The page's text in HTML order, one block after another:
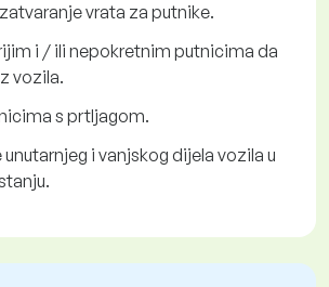
vrata za putnike.
i / ili nepokretnim putnicima da
vozila.
s prtljagom.
i vanjskog dijela vozila u